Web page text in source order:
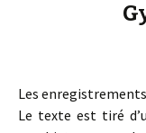
Les
Le texte est tiré